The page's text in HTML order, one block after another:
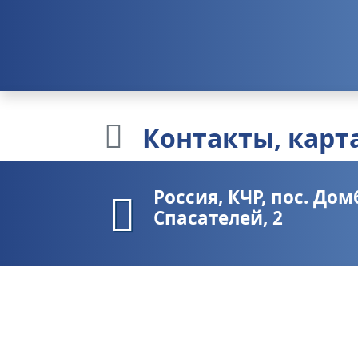
Контакты,
Россия, КЧР, пос.
Спасателей, 2